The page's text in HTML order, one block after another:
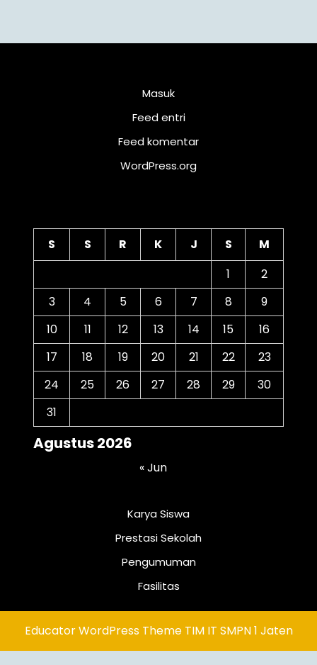
Masuk
Feed entri
Feed komentar
WordPress.org
Agustus 2026
S S R K J S
M
1
2
3
4 5 6 7 8
9
10
11 12 13 14 15
16
17
18 19 20 21 22
23
24
25 26 27 28 29
30
31
« Jun
Karya Siswa
Prestasi Sekolah
Pengumuman
Fasilitas
Educator WordPress ThemeTIM IT SMPN 1 Jaten